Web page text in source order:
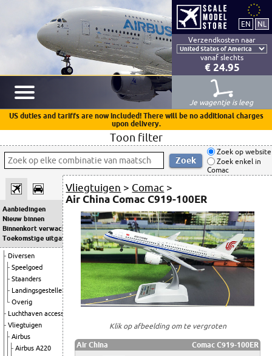
Verzendkosten naar
vanaf slechts
€ 24.95
Je wagentje is leeg
US duties and tariffs are now included! There will be no additional charges
upon delivery.
Toon filter
Zoek op website
Zoek enkel in
Comac
Aanbiedingen
Nieuw binnen
Binnenkort verwacht
Toekomstige uitgaven
Diversen
Speelgoed
Staanders
Landingsgestellen
Overig
Luchthaven accessoires
Vliegtuigen
Airbus
Airbus A220
Vliegtuigen > Comac >
Air China Comac C919-100ER
Klik op afbeelding om te vergroten
Air China
Comac C919-100ER